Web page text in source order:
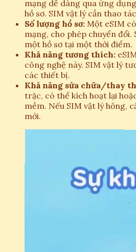
mạng dễ dàng qua ứng
hồ sơ. SIM vật lý cần thao
Số lượng hồ sơ: Một eSIM
mạng, cho phép chuyển
một hồ sơ tại một thời điểm.
Khả năng tương thích:
công nghệ này. SIM vật lý
các thiết bị.
Khả năng sửa chữa/thay
trặc, có thể kích hoạt lại
mềm. Nếu SIM vật lý hỏng,
mới.